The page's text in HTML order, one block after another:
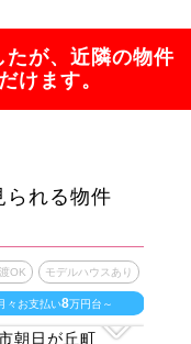
たが、近隣の物件
けます。
られる物件
OK モデルハウスあり
々お支払い8万円台～